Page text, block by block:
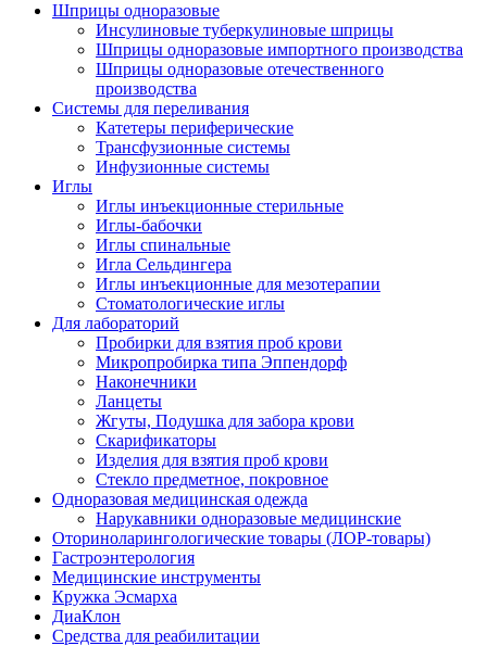
Шприцы одноразовые
Инсулиновые туберкулиновые шприцы
Шприцы одноразовые импортного производства
Шприцы одноразовые отечественного
производства
Системы для переливания
Катетеры периферические
Трансфузионные системы
Инфузионные системы
Иглы
Иглы инъекционные стерильные
Иглы-бабочки
Иглы спинальные
Игла Сельдингера
Иглы инъекционные для мезотерапии
Стоматологические иглы
Для лабораторий
Пробирки для взятия проб крови
Микропробирка типа Эппендорф
Наконечники
Ланцеты
Жгуты, Подушка для забора крови
Скарификаторы
Изделия для взятия проб крови
Стекло предметное, покровное
Одноразовая медицинская одежда
Нарукавники одноразовые медицинские
Оториноларингологические товары (ЛОР-товары)
Гастроэнтерология
Медицинские инструменты
Кружка Эсмарха
ДиаКлон
Средства для реабилитации